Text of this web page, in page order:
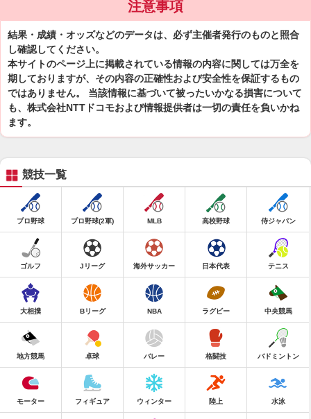
注意事項
結果・成績・オッズなどのデータは、必ず主催者発行のものと照合
し確認してください。
本サイトのページ上に掲載されている情報の内容に関しては万全を
期しておりますが、その内容の正確性および安全性を保証するもの
ではありません。 当該情報に基づいて被ったいかなる損害について
も、株式会社NTTドコモおよび情報提供者は一切の責任を負いかね
ます。
競技一覧
プロ野球 プロ野球(2軍) MLB 高校野球 侍ジャパン
ゴルフ Jリーグ 海外サッカー 日本代表 テニス
大相撲 Bリーグ NBA ラグビー 中央競馬
地方競馬 卓球 バレー 格闘技 バドミントン
モーター フィギュア ウィンター 陸上 水泳